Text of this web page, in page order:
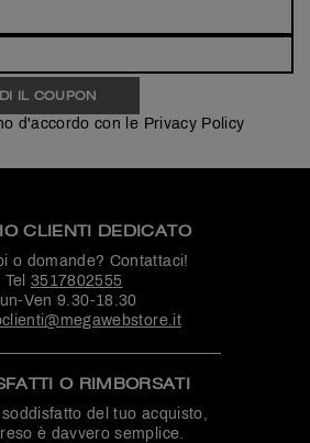
d'accordo con le Privacy Policy
CLIENTI DEDICATO
o domande? Contattaci!
Tel 3517802555
Ven 9.30-18.30
O RIMBORSATI
del tuo acquisto,
è davvero semplice.